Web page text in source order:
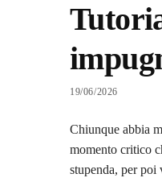
19/06/2026
Chiunque abbia
momento critico
stupenda, per